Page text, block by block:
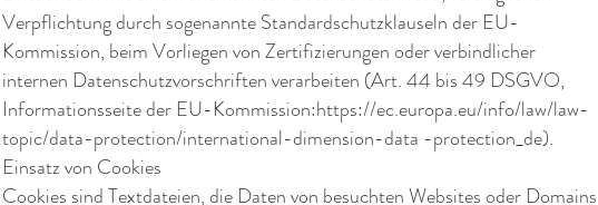
Verpflichtung durch sogenannte Standardschutzklauseln der EU-
Kommission, beim Vorliegen von Zertifizierungen oder verbindlicher
internen Datenschutzvorschriften verarbeiten (Art. 44 bis 49 DSGVO,
Informationsseite der EU-Kommission:https://ec.europa.eu/info/law/law-
topic/data-protection/international-dimension-data -protection_de).
Einsatz von Cookies
Cookies sind Textdateien, die Daten von besuchten Websites oder Domains